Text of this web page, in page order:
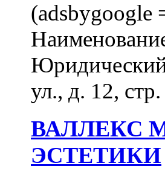
(adsbygoogle
ул., д. 12,
ВАЛЛЕКС
ЭСТЕТИКИ